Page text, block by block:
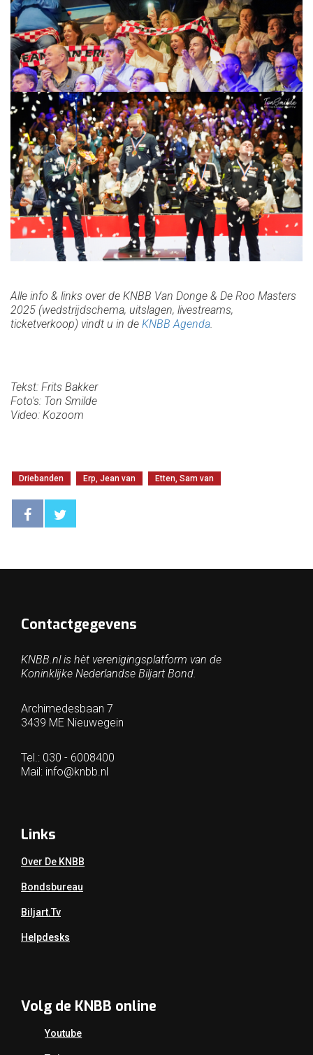
Alle info & links over de KNBB Van Donge & De Roo Masters
2025 (wedstrijdschema, uitslagen, livestreams,
ticketverkoop) vindt u in de KNBB Agenda.
Tekst: Frits Bakker
Foto's: Ton Smilde
Video: Kozoom
Driebanden Erp, Jean van Etten, Sam van
Contactgegevens
KNBB.nl is hèt verenigingsplatform van de
Koninklijke Nederlandse Biljart Bond.
Archimedesbaan 7
3439 ME Nieuwegein
Tel.: 030 - 6008400
Mail: info@knbb.nl
Links
Over De KNBB
Bondsbureau
Biljart.tv
Helpdesks
Volg de KNBB online
Youtube